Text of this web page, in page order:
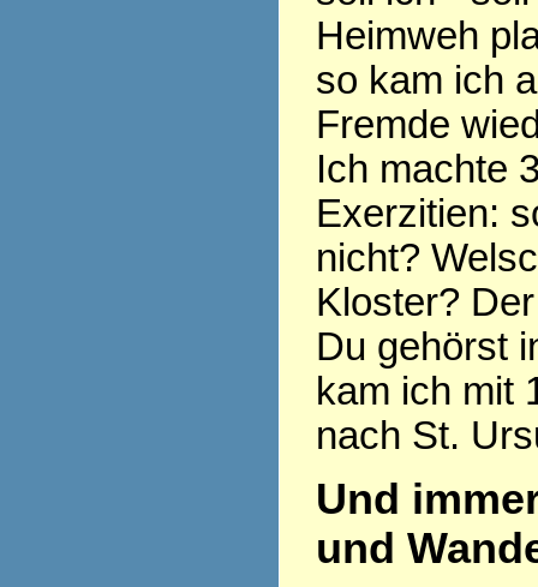
Heimweh
so kam ich
Fremde
Ich machte
Exerzitien:
nicht?
Kloster?
Du gehörst
kam ich mit
nach St.
Und
und